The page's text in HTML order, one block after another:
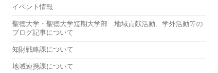
イベント情報
聖徳大学・聖徳大学短期大学部 地域貢献活動、学外活動等の
ブログ記事について
知財戦略課について
地域連携課について